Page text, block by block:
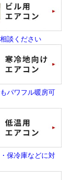
談ください
パワフル暖房可
保冷庫などに対